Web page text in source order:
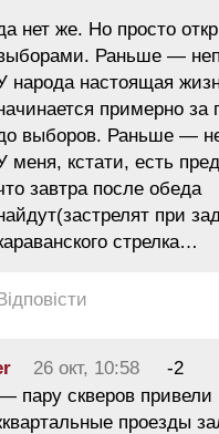
нет же. Но просто
Раньше —
народа настоящая
примерно за
выборов. Раньше —
меня, кстати, есть
завтра после обеда
при
стрелка…
26 окт, 10:58
-2
пару скверов привели
проезды